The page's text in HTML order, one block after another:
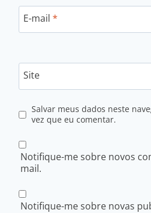
E-mail *
Site
Salvar meus dados neste
vez que eu comentar.
Notifique-me sobre novos
mail.
Notifique-me sobre novas